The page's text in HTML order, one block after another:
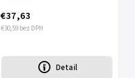
€30,59 bez DPH
€37,63
Detail